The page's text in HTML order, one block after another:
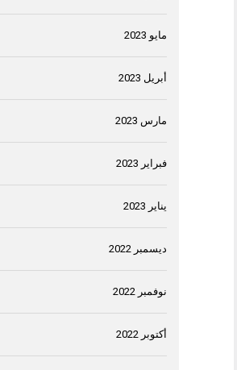
مايو 2023
أبريل 2023
مارس 2023
فبراير 2023
يناير 2023
ديسمبر 2022
نوفمبر 2022
أكتوبر 2022